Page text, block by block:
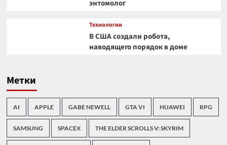
энтомолог
Технологии
В США создали робота,
наводящего порядок в доме
Метки
AI APPLE GABE NEWELL GTA VI HUAWEI RPG
SAMSUNG SPACEX THE ELDER SCROLLS V: SKYRIM